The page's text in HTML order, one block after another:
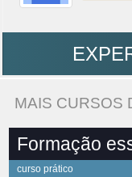
MAIS CURSOS
Formação
curso prático